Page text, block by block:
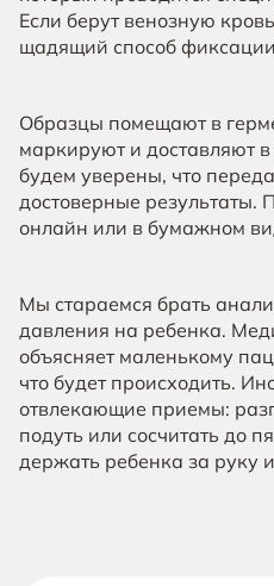
Если берут венозную
щадящий способ
Образцы помещают в
маркируют и доставляют
будем уверены, что
достоверные результаты.
онлайн или в бумажном
Мы стараемся брать
давления на ребенка.
объясняет маленькому
что будет происходить.
отвлекающие приемы:
подуть или сосчитать до
держать ребенка за руку